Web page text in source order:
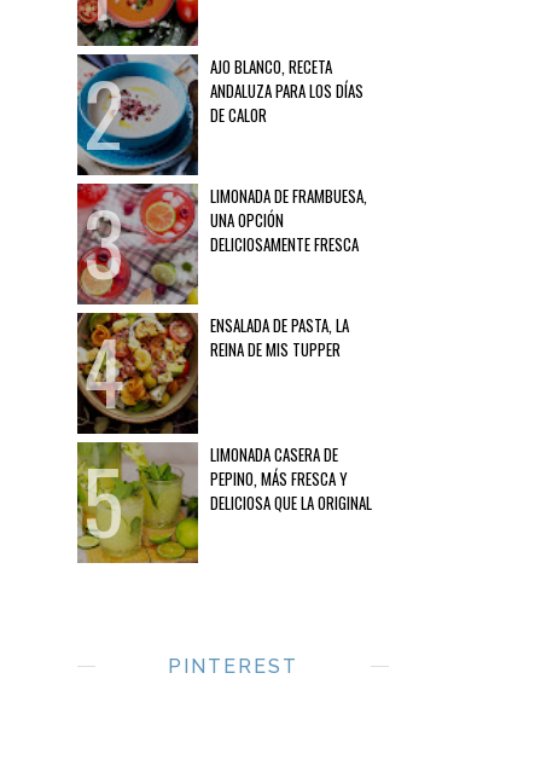
AJO BLANCO, RECETA
ANDALUZA PARA LOS DÍAS
DE CALOR
LIMONADA DE FRAMBUESA,
UNA OPCIÓN
DELICIOSAMENTE FRESCA
ENSALADA DE PASTA, LA
REINA DE MIS TUPPER
LIMONADA CASERA DE
PEPINO, MÁS FRESCA Y
DELICIOSA QUE LA ORIGINAL
PINTEREST